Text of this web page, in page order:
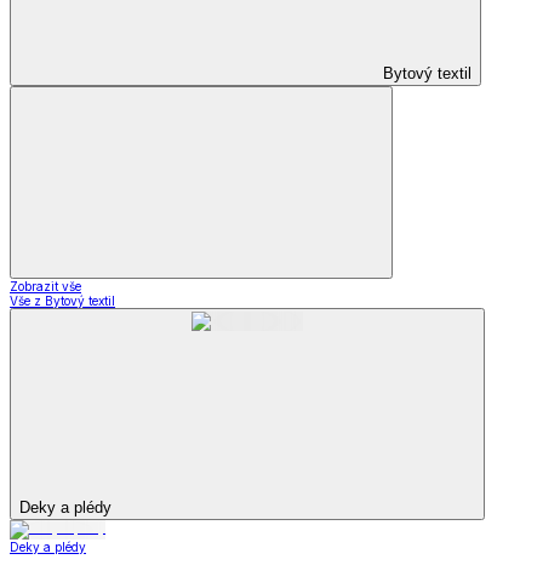
Bytový textil
Zobrazit vše
Vše z Bytový textil
Deky a plédy
Deky a plédy